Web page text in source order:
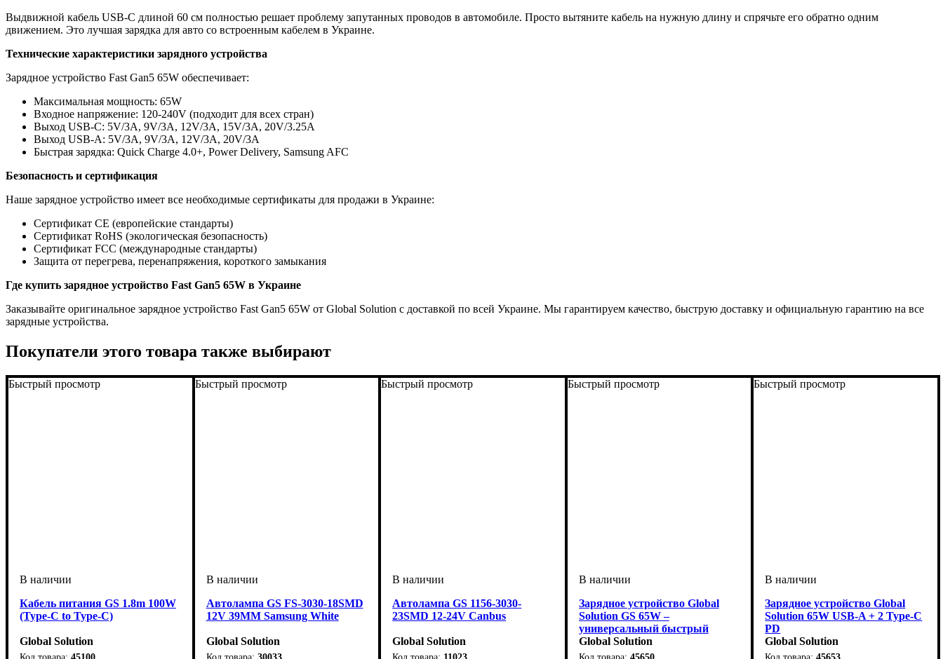
Выдвижной кабель USB-C длиной 60 см полностью решает проблему запутанных проводов в автомобиле. Просто вытяните кабель на нужную длину и спрячьте его обратно одним
движением. Это лучшая зарядка для авто со встроенным кабелем в Украине.
Технические характеристики зарядного устройства
Зарядное устройство Fast Gan5 65W обеспечивает:
Максимальная мощность: 65W
Входное напряжение: 120-240V (подходит для всех стран)
Выход USB-C: 5V/3A, 9V/3A, 12V/3A, 15V/3A, 20V/3.25A
Выход USB-A: 5V/3A, 9V/3A, 12V/3A, 20V/3A
Быстрая зарядка: Quick Charge 4.0+, Power Delivery, Samsung AFC
Безопасность и сертификация
Наше зарядное устройство имеет все необходимые сертификаты для продажи в Украине:
Сертификат CE (европейские стандарты)
Сертификат RoHS (экологическая безопасность)
Сертификат FCC (международные стандарты)
Защита от перегрева, перенапряжения, короткого замыкания
Где купить зарядное устройство Fast Gan5 65W в Украине
Заказывайте оригинальное зарядное устройство Fast Gan5 65W от Global Solution с доставкой по всей Украине. Мы гарантируем качество, быструю доставку и официальную гарантию на все
зарядные устройства.
Покупатели этого товара также выбирают
Быстрый просмотр
Кабель питания GS 1.8m 100W
(Type-C to Type-C)
Global Solution
Быстрый просмотр
Автолампа GS FS-3030-18SMD
12V 39MM Samsung White
Global Solution
Быстрый просмотр
Автолампа GS 1156-3030-
23SMD 12-24V Canbus
Global Solution
Быстрый просмотр
Зарядное устройство Global
Solution GS 65W –
универсальный быстрый
зарядный блок
Global Solution
Быстрый просмотр
Зарядное устройство Global
Solution 65W USB-A + 2 Type-C
PD
Global Solution